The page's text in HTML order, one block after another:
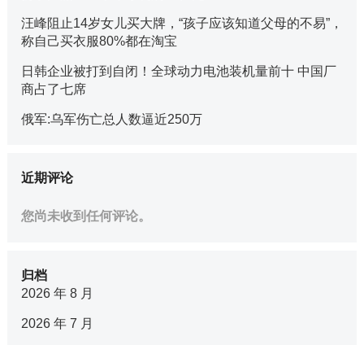
汪峰阻止14岁女儿买大牌，“孩子应该知道父母的不易”，
称自己买衣服80%都在淘宝
日韩企业被打到自闭！全球动力电池装机量前十 中国厂
商占了七席
俄军:乌军伤亡总人数逼近250万
近期评论
您尚未收到任何评论。
归档
2026 年 8 月
2026 年 7 月